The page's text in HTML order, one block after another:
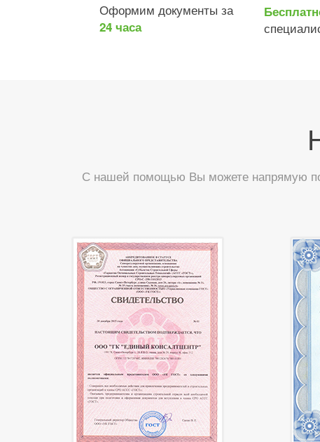
Оформим документы за
24 часа
С нашей помощью Вы можете напрямую